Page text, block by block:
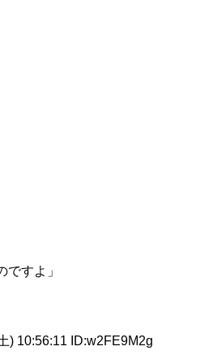
すよ」
) 10:56:11 ID:w2FE9M2g